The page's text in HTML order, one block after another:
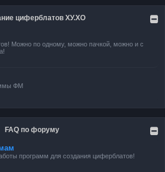
циферблатов ХУ.ХО
Можно по одному, можно пачкой, можно и с
ФМ
FAQ по форуму
программ для создания циферблатов!